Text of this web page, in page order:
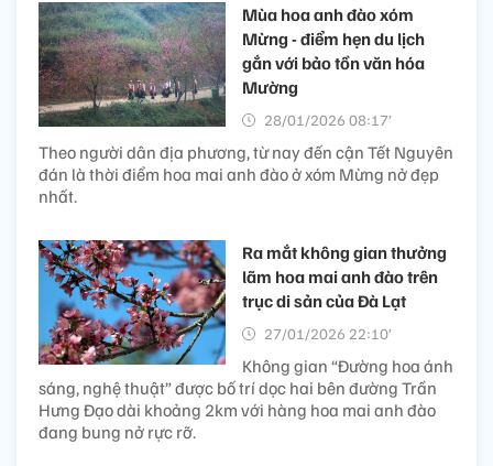
Mùa hoa anh đào xóm
Mừng - điểm hẹn du lịch
gắn với bảo tồn văn hóa
Mường
28/01/2026 08:17’
Theo người dân địa phương, từ nay đến cận Tết Nguyên
đán là thời điểm hoa mai anh đào ở xóm Mừng nở đẹp
nhất.
Ra mắt không gian thưởng
lãm hoa mai anh đào trên
trục di sản của Đà Lạt
27/01/2026 22:10’
Không gian “Đường hoa ánh
sáng, nghệ thuật” được bố trí dọc hai bên đường Trần
Hưng Đạo dài khoảng 2km với hàng hoa mai anh đào
đang bung nở rực rỡ.